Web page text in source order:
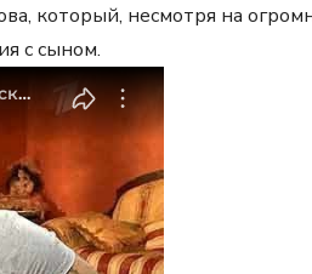
который, несмотря на
с сыном.